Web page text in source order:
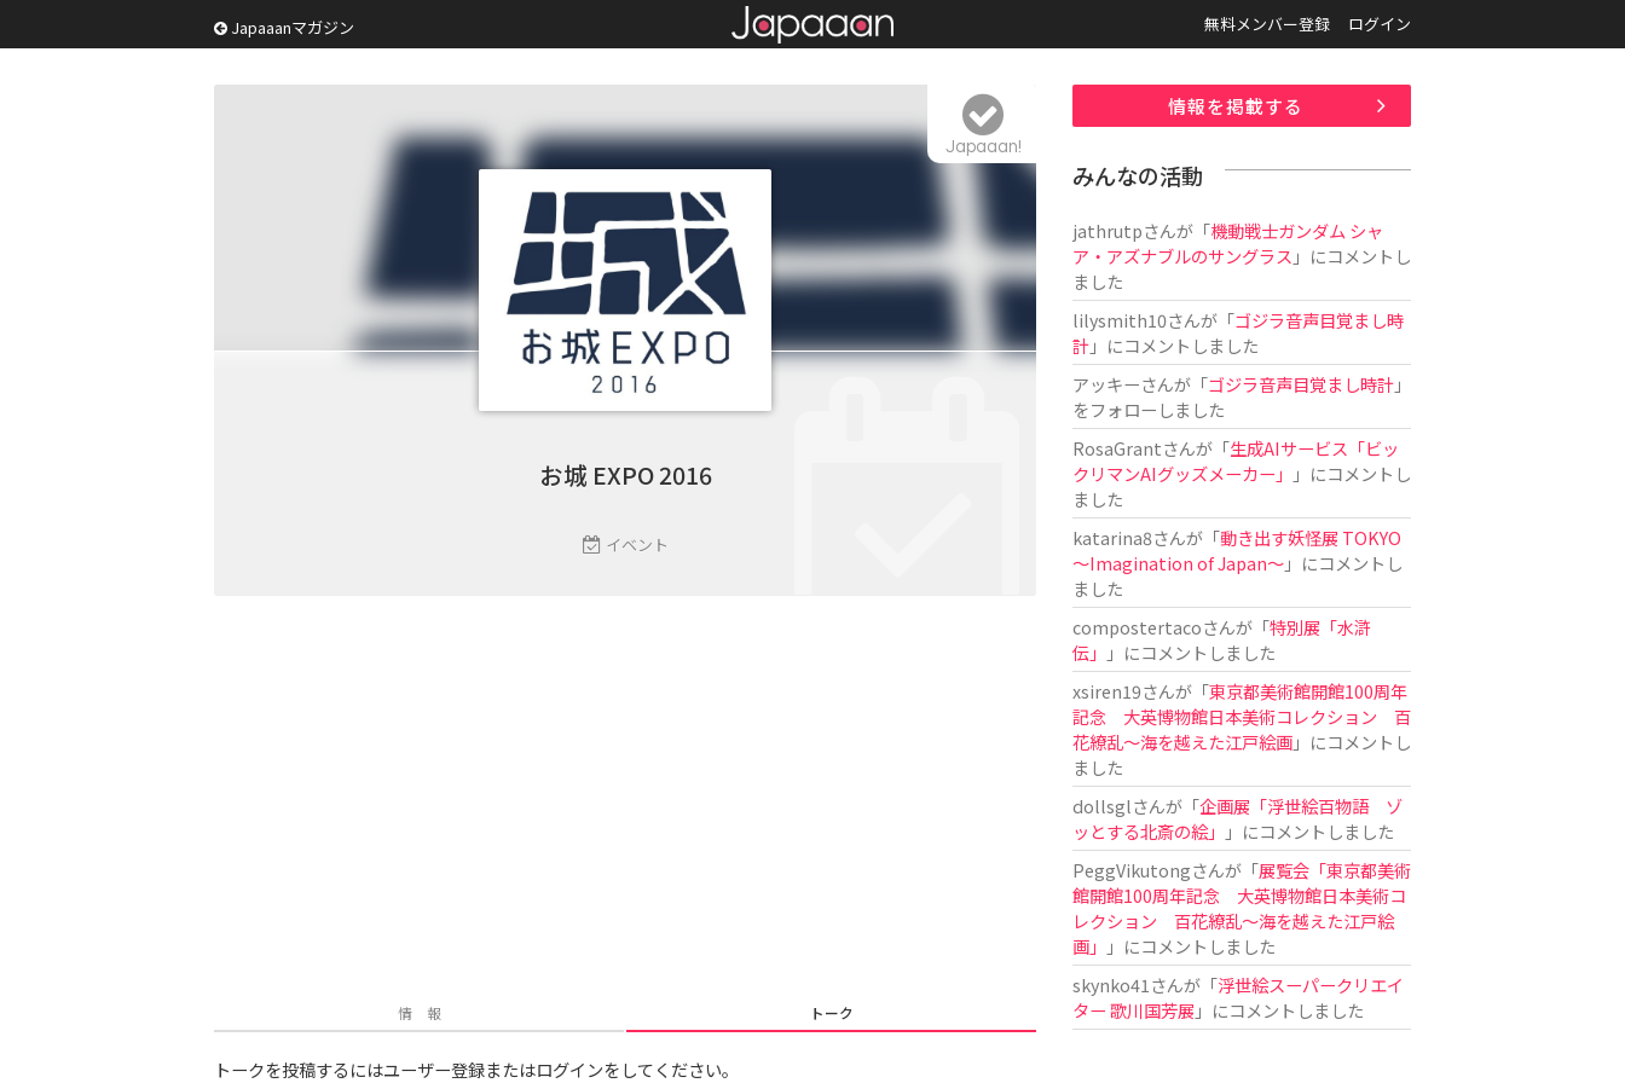
Japaaanマガジン 無料メンバー登録 ログイン
お城 EXPO 2016
イベント
Japaaan!
情 報 トーク
トークを投稿するにはユーザー登録またはログインをしてください。
情報を掲載する
みんなの活動
jathrutpさんが「機動戦士ガンダム シャ
ア・アズナブルのサングラス 」にコメントし
ました
lilysmith10さんが「ゴジラ音声目覚まし時
計」にコメントしました
アッキーさんが「ゴジラ音声目覚まし時計」
をフォローしました
RosaGrantさんが「生成AIサービス「ビッ
クリマンAIグッズメーカー」
」にコメントし
ました
katarina8さんが「動き出す妖怪展 TOKYO
〜Imagination of Japan〜」にコメントし
ました
compostertacoさんが「特別展「水滸
伝」
」にコメントしました
xsiren19さんが「東京都美術館開館100周年
記念 大英博物館日本美術コレクション 百
花繚乱～海を越えた江戸絵画」にコメントし
ました
dollsglさんが「企画展「浮世絵百物語 ゾ
ッとする北斎の絵」
」にコメントしました
PeggVikutongさんが「展覧会「東京都美術
館開館100周年記念 大英博物館日本美術コ
レクション 百花繚乱〜海を越えた江戸絵
画」
」にコメントしました
skynko41 さんが「浮世絵スーパークリエイ
ター 歌川国芳展 」にコメントしました